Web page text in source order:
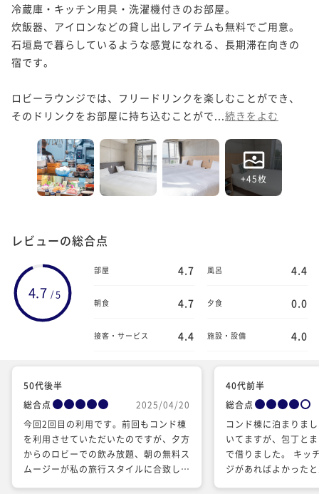
冷蔵庫・キッチン用具・洗濯機付きのお部屋。
炊飯器、アイロンなどの貸し出しアイテムも無料でご用意。
石垣島で暮らしているような感覚になれる、長期滞在向きの
宿です。
ロビーラウンジでは、フリードリンクを楽しむことができ、
そのドリンクをお部屋に持ち込むことがで... 続きをよむ
+45枚
レビューの総合点
4.7 /5
部屋 4.7 風呂 4.4
朝食 4.7 夕食 0.0
接客・サービス 4.4 施設・設備 4.0
50代後半
総合点
2025/04/20
今回2回目の利用です。前回もコンド棟
を利用させていただいたのですが、夕方
からのロビーでの飲み放題、朝の無料ス
ムージーが私の旅行スタイルに合致して
40代前半
総合点
コンド棟に泊まりま
いてますが、包丁と
で借りました。 キッ
ジがあればよかった